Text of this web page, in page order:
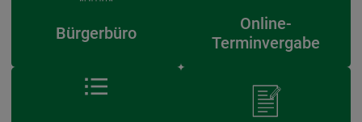
Bürgerbüro
Online-
Terminvergabe